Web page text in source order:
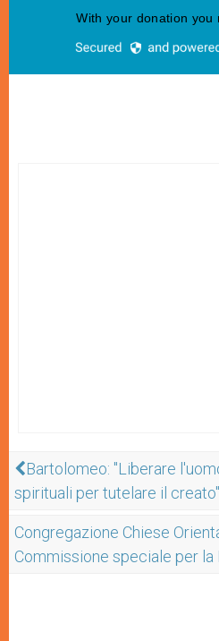
Bartolomeo: "Liberare
spirituali per tutelare il creato"
Congregazione Chiese
Commissione speciale per la